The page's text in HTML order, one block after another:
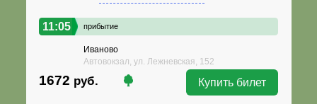
11:05 прибытие
Иваново
Автовокзал, ул. Лежневская, 152
1672 руб. Купить билет